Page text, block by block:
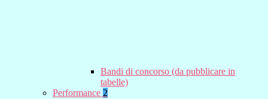
Bandi di concorso (da pubblicare in
tabelle)
Performance 2